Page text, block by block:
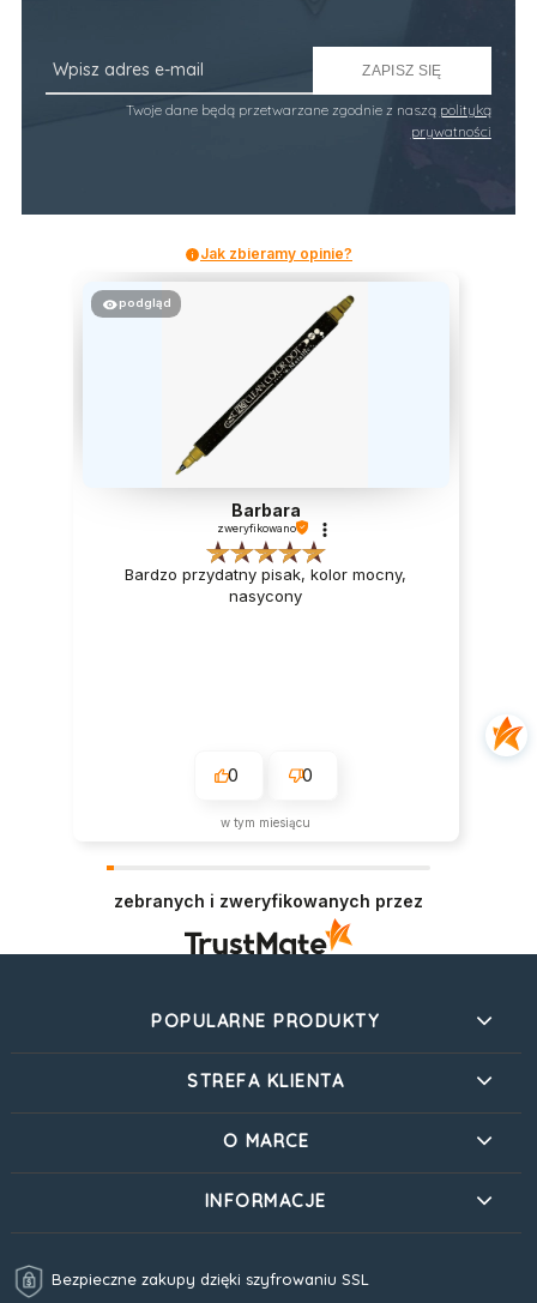
ZAPISZ SIĘ
Twoje dane będą przetwarzane zgodnie z naszą polityką
prywatności
Jak zbieramy opinie?
podgląd
Barbara
zweryfikowano
Bardzo przydatny pisak, kolor mocny,
nasycony
0 0
w tym miesiącu
zebranych i zweryfikowanych przez
POPULARNE PRODUKTY
STREFA KLIENTA
O MARCE
INFORMACJE
Bezpieczne zakupy dzięki szyfrowaniu SSL